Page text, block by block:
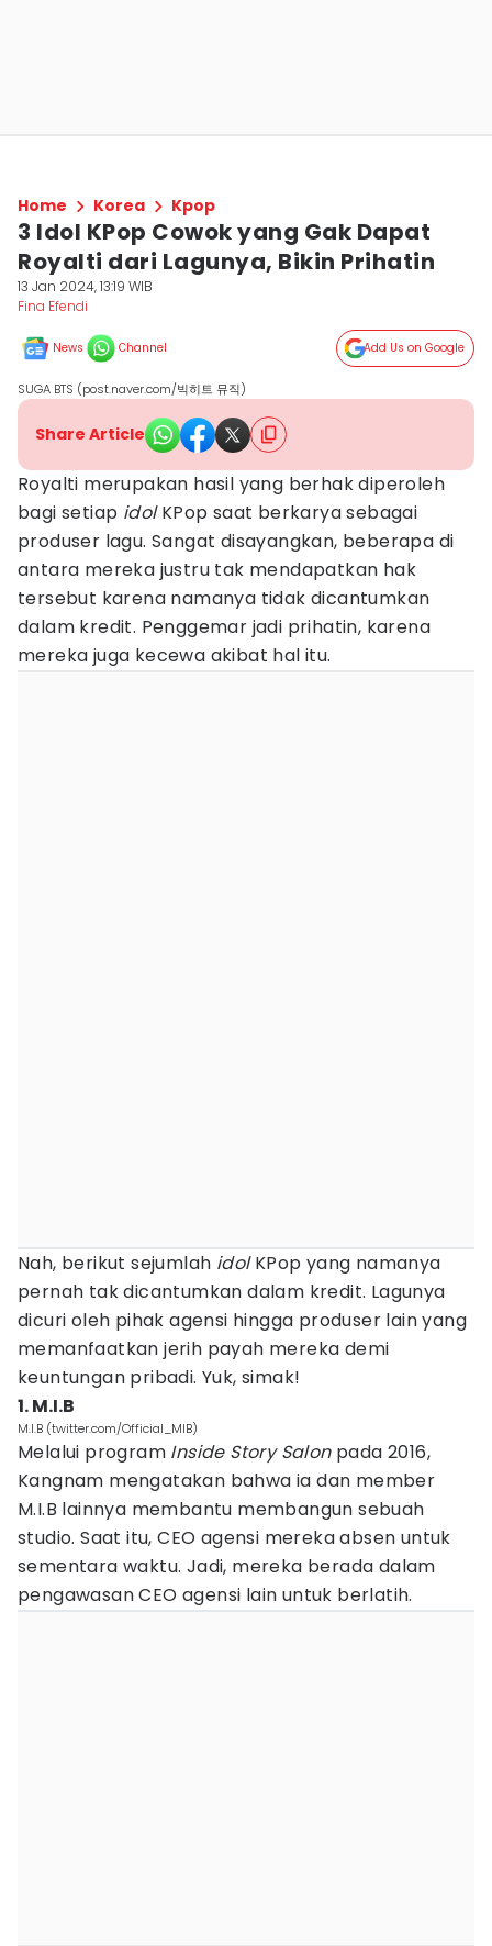
Home Korea Kpop
3 Idol KPop Cowok yang Gak Dapat
Royalti dari Lagunya, Bikin Prihatin
13 Jan 2024, 13:19 WIB
Fina Efendi
News Channel Add Us on Google
SUGA BTS (post.naver.com/빅히트 뮤직)
Share Article
Royalti merupakan hasil yang berhak diperoleh
bagi setiap idolKPop saat berkarya sebagai
produser lagu. Sangat disayangkan, beberapa di
antara mereka justru tak mendapatkan hak
tersebut karena namanya tidak dicantumkan
dalam kredit. Penggemar jadi prihatin, karena
mereka juga kecewa akibat hal itu.
Nah, berikut sejumlah idolKPop yang namanya
pernah tak dicantumkan dalam kredit. Lagunya
dicuri oleh pihak agensi hingga produser lain yang
memanfaatkan jerih payah mereka demi
keuntungan pribadi. Yuk, simak!
1. M.I.B
M.I.B (twitter.com/Official_MIB)
Melalui program Inside Story Salonpada 2016,
Kangnam mengatakan bahwa ia dan member
M.I.B lainnya membantu membangun sebuah
studio. Saat itu, CEO agensi mereka absen untuk
sementara waktu. Jadi, mereka berada dalam
pengawasan CEO agensi lain untuk berlatih.